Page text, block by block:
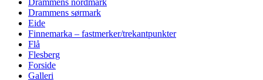
Drammens nordmark
Drammens sørmark
Eide
Finnemarka – fastmerker/trekantpunkter
Flå
Flesberg
Forside
Galleri